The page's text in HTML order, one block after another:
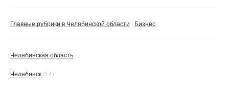
Главные рубрики в Челябинской области Бизнес
Челябинская область
Челябинск (14)